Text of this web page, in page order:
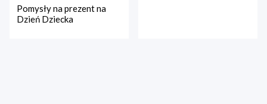
Pomysły na prezent na
Dzień Dziecka